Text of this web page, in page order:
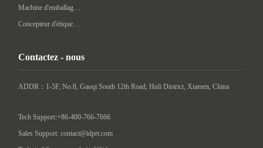
Machine d'emballage intelligente
Concepteur d'étiquettes
Contactez - nous
ADDR：1-5F, No.8, Gaoqi South 12th Road, Huli District, Xiamen, China
Tech Support:+86-400-766-7666
Sales Support: contact@idprt.com